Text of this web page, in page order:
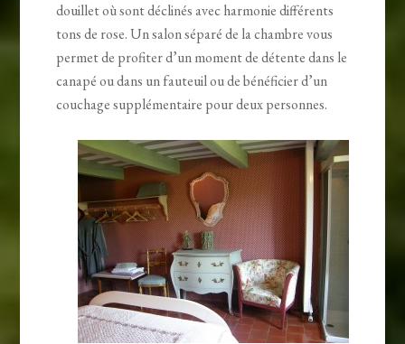
douillet où sont déclinés avec harmonie différents
tons de rose. Un salon séparé de la chambre vous
permet de profiter d’un moment de détente dans le
canapé ou dans un fauteuil ou de bénéficier d’un
couchage supplémentaire pour deux personnes.